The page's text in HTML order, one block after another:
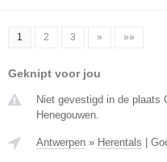
1 2 3 » »»
Geknipt voor jou
Niet gevestigd in de plaats
Henegouwen.
Antwerpen » Herentals